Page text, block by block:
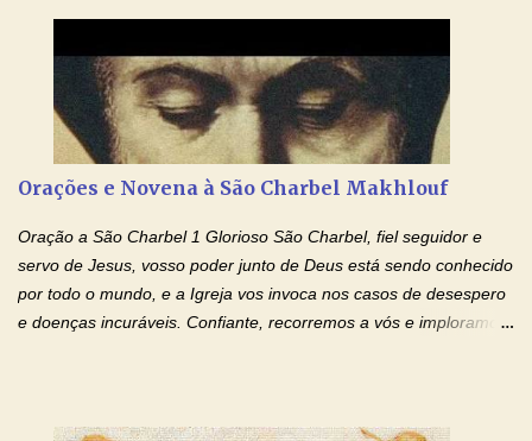
mim o teu fervor, a tua sabedoria e a tua fé. Mostra tua bondade,
ajudando-me e eu me esforçarei para imitar tuas virtudes.
Glória… Amável protetor meu, o estudo geralmente é difícil, duro
e entediante para mim. Tu podes deixar tudo isso mais fácil e
esforço maior em meus estudos e uma vida mais digna de tua
santidade. Glória… Deus, que quiseste atrair tudo a teu unigênito
Filho, que foi crucificado, permite que, pelos méritos e exemplos
de te...
Orações e Novena à São Charbel Makhlouf
Oração a São Charbel 1 Glorioso São Charbel, fiel seguidor e
servo de Jesus, vosso poder junto de Deus está sendo conhecido
por todo o mundo, e a Igreja vos invoca nos casos de desespero
e doenças incuráveis. Confiante, recorremos a vós e imploramos
Queremos sempre lembrar-nos deste favor, da vossa intercessão